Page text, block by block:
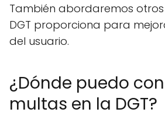
También abordaremos otros
DGT proporciona para
del usuario.
¿Dónde puedo
multas en la DGT?